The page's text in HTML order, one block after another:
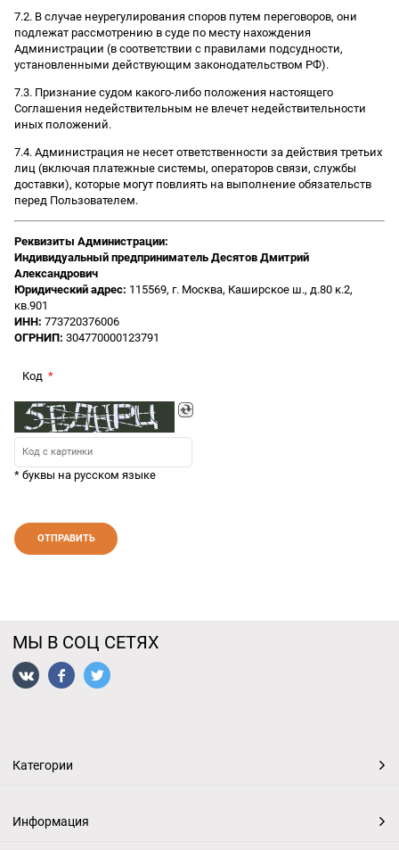
7.2. В случае неурегулирования споров путем переговоров, они
подлежат рассмотрению в суде по месту нахождения
Администрации (в соответствии с правилами подсудности,
установленными действующим законодательством РФ).
7.3. Признание судом какого-либо положения настоящего
Соглашения недействительным не влечет недействительности
иных положений.
7.4. Администрация не несет ответственности за действия третьих
лиц (включая платежные системы, операторов связи, службы
доставки), которые могут повлиять на выполнение обязательств
перед Пользователем.
Реквизиты Администрации:
Индивидуальный предприниматель Десятов Дмитрий
Александрович
Юридический адрес: 115569, г. Москва, Каширское ш., д.80 к.2,
кв.901
ИНН: 773720376006
ОГРНИП: 304770000123791
Код
* буквы на русском языке
МЫ В СОЦ СЕТЯХ
Категории
Информация